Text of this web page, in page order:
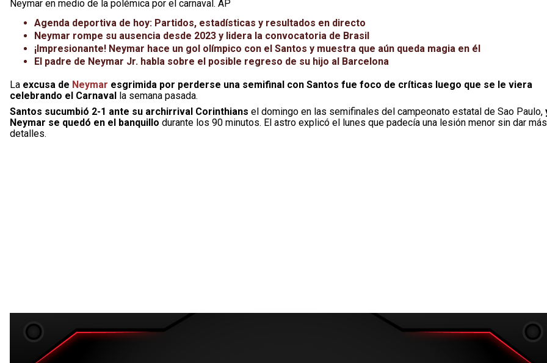
Neymar en medio de la polémica por el carnaval. AP
Agenda deportiva de hoy: Partidos, estadísticas y resultados en directo
Neymar rompe su ausencia desde 2023 y lidera la convocatoria de Brasil
¡Impresionante! Neymar hace un gol olímpico con el Santos y muestra que aún queda magia en él
El padre de Neymar Jr. habla sobre el posible regreso de su hijo al Barcelona
La excusa de Neymar esgrimida por perderse una semifinal con Santos fue foco de críticas luego que se le viera
celebrando el Carnaval la semana pasada.
Santos sucumbió 2-1 ante su archirrival Corinthians el domingo en las semifinales del campeonato estatal de Sao Paulo,
Neymar se quedó en el banquillo durante los 90 minutos. El astro explicó el lunes que padecía una lesión menor sin dar más
detalles.